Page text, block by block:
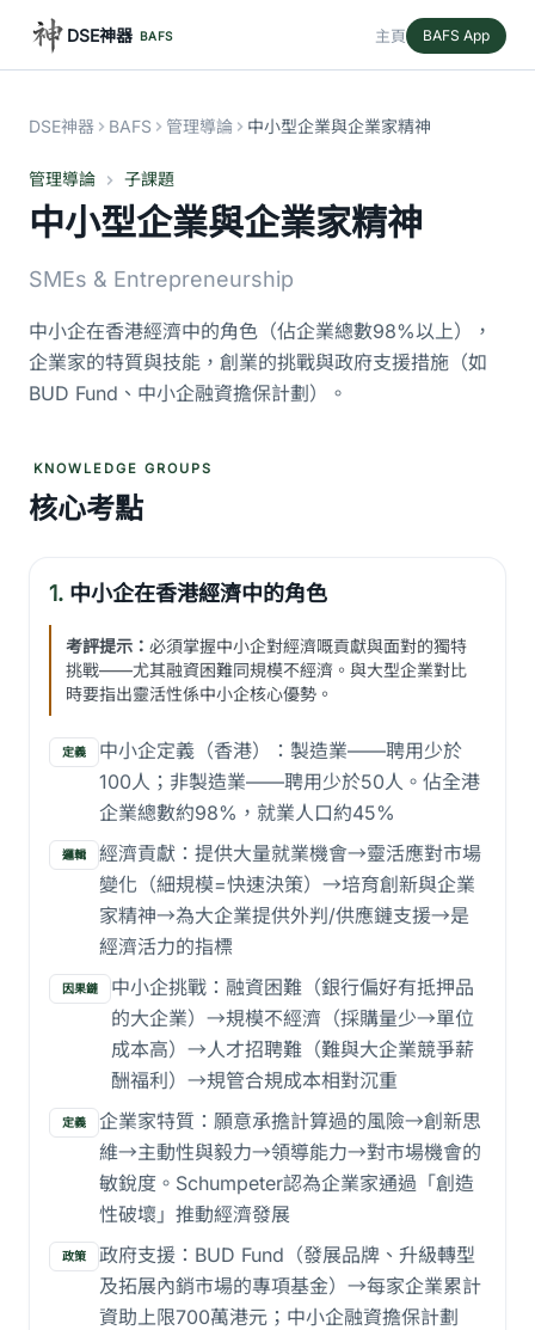
DSE神器 BAFS 主頁 BAFS App
DSE神器 BAFS 管理導論 中小型企業與企業家精神
管理導論 子課題
中小型企業與企業家精神
SMEs & Entrepreneurship
中小企在香港經濟中的角色（佔企業總數98%以上），
企業家的特質與技能，創業的挑戰與政府支援措施（如
BUD Fund、中小企融資擔保計劃）。
KNOWLEDGE GROUPS
核心考點
1. 中小企在香港經濟中的角色
考評提示： 必須掌握中小企對經濟嘅貢獻與面對的獨特
挑戰——尤其融資困難同規模不經濟。與大型企業對比
時要指出靈活性係中小企核心優勢。
定義
中小企定義（香港）：製造業——聘用少於
100人；非製造業——聘用少於50人。佔全港
企業總數約98%，就業人口約45%
邏輯
經濟貢獻：提供大量就業機會→靈活應對市場
變化（細規模=快速決策）→培育創新與企業
家精神→為大企業提供外判/供應鏈支援→是
經濟活力的指標
因果鏈
中小企挑戰：融資困難（銀行偏好有抵押品
的大企業）→規模不經濟（採購量少→單位
成本高）→人才招聘難（難與大企業競爭薪
酬福利）→規管合規成本相對沉重
定義
企業家特質：願意承擔計算過的風險→創新思
維→主動性與毅力→領導能力→對市場機會的
敏銳度。Schumpeter認為企業家通過「創造
性破壞」推動經濟發展
政策
政府支援：BUD Fund（發展品牌、升級轉型
及拓展內銷市場的專項基金）→每家企業累計
資助上限700萬港元；中小企融資擔保計劃